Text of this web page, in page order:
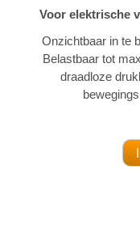
Voor elektrische
Onzichtbaar in te
Belastbaar tot
draadloze